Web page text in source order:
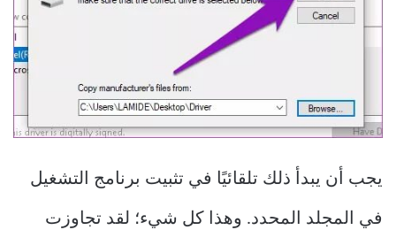
يجب أن يبدأ ذلك تلقائيًا في تثبيت برنامج التشغيل
في المجلد المحدد. وهذا كل شيء؛ لقد تجاوزت